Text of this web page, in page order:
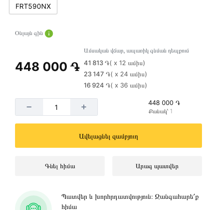
FRT590NX
Օնլայն գին
448 000 ֏
Ամսական վճար, ապառիկ գնման դեպքում
41 813 ֏( x 12 ամիս)
23 147 ֏( x 24 ամիս)
16 924 ֏( x 36 ամիս)
448 000 ֏
Քանակ՝ 1
Ավելացնել զամբյուղ
Գնել հիմա Արագ պատվեր
Պատվեր և խորհրդատվություն։ Զանգահարե՛ք
հիմա